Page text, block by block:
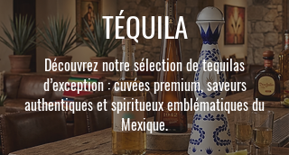
TÉQUILA
Découvrez notre sélection de tequilas
d’exception : cuvées premium, saveurs
authentiques et spiritueux emblématiques du
Mexique.